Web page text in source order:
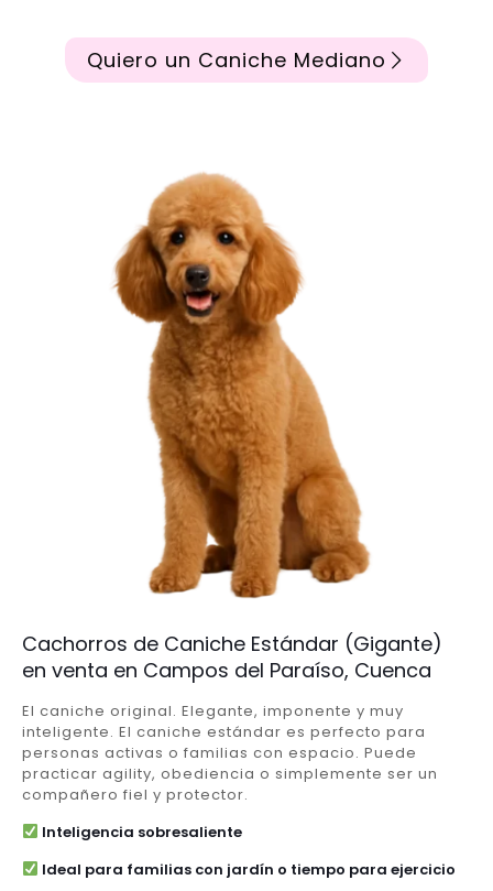
Quiero un Caniche Mediano
Cachorros de Caniche Estándar (Gigante)
en venta en Campos del Paraíso, Cuenca
El caniche original. Elegante, imponente y muy
inteligente. El caniche estándar es perfecto para
personas activas o familias con espacio. Puede
practicar agility, obediencia o simplemente ser un
compañero fiel y protector.
Inteligencia sobresaliente
Ideal para familias con jardín o tiempo para ejercicio